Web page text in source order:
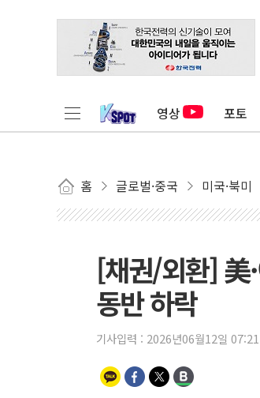
영상 포토
홈 글로벌·중국 미국·북미
[채권/외환] 美
동반 하락
기사입력 : 2026년06월12일 07:21